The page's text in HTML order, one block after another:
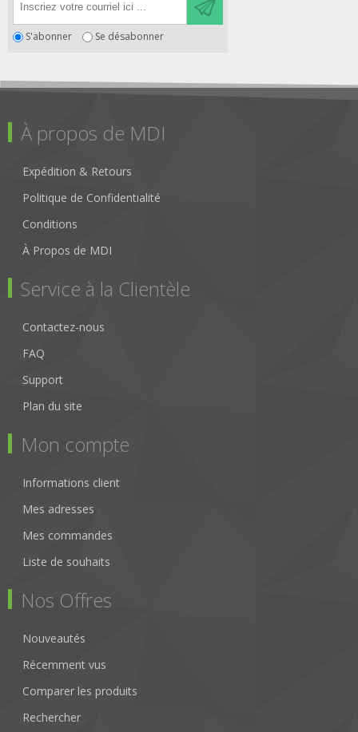
S'abonner Se désabonner
À propos de MDI
Expédition & Retours
Politique de Confidentialité
Conditions
À Propos de MDI
Service à la Clientèle
Contactez-nous
FAQ
Support
Plan du site
Mon compte
Informations client
Mes adresses
Mes commandes
Liste de souhaits
Nos Offres
Nouveautés
Récemment vus
Comparer les produits
Rechercher